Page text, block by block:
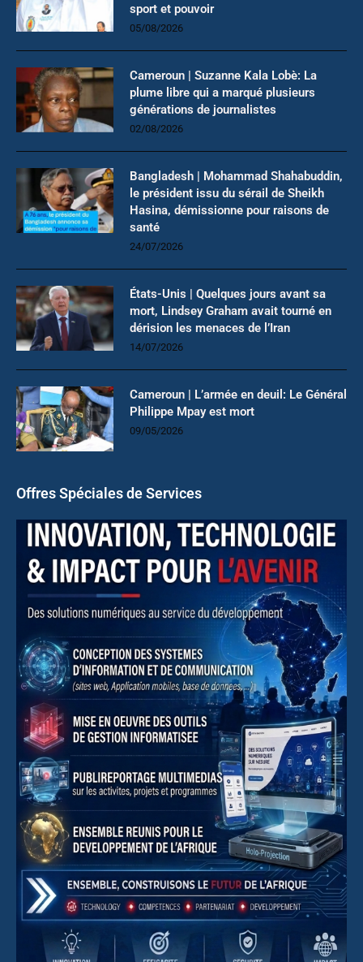
sport et pouvoir
05/08/2026
Cameroun | Suzanne Kala Lobè: La
plume libre qui a marqué plusieurs
générations de journalistes
02/08/2026
Bangladesh | Mohammad Shahabuddin,
le président issu du sérail de Sheikh
Hasina, démissionne pour raisons de
santé
24/07/2026
États-Unis | Quelques jours avant sa
mort, Lindsey Graham avait tourné en
dérision les menaces de l’Iran
14/07/2026
Cameroun | L’armée en deuil: Le Général
Philippe Mpay est mort
09/05/2026
Offres Spéciales de Services